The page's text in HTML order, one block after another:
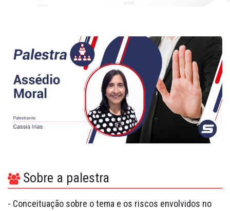
Diretorias e Comissões
Parceiros
Fotos
Sobre a palestra
- Conceituação sobre o tema e os riscos envolvidos no